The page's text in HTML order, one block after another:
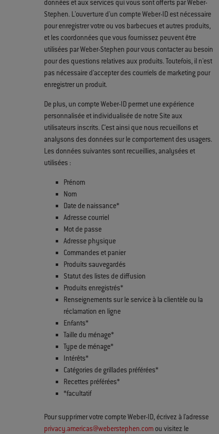
données et aux services qui vous sont offerts par Weber-
Stephen. L'ouverture d'un compte Weber-ID est nécessaire
pour enregistrer votre ou vos barbecues et autres produits,
et les coordonnées que vous fournissez peuvent être
utilisées par Weber-Stephen pour vous contacter au besoin
pour des questions relatives aux produits. Toutefois, il n'est
pas nécessaire d'accepter des courriels de marketing pour
enregistrer un produit.
De plus, un compte Weber-ID permet une expérience
personnalisée et individualisée de notre Site aux
utilisateurs inscrits. C'est ainsi que nous recueillons et
analysons des données sur le comportement des usagers.
Les données suivantes sont recueillies, analysées et
utilisées :
Prénom
Nom
Date de naissance*
Adresse courriel
Mot de passe
Adresse physique
Commandes et panier
Produits sauvegardés
Statut des listes de diffusion
Produits enregistrés*
Renseignements sur le service à la clientèle ou la
réclamation en ligne
Enfants*
Taille du ménage*
Type de ménage*
Intérêts*
Catégories de grillades préférées*
Recettes préférées*
*facultatif
Pour supprimer votre compte Weber-ID, écrivez à l'adresse
privacy.americas@weberstephen.com ou visitez le